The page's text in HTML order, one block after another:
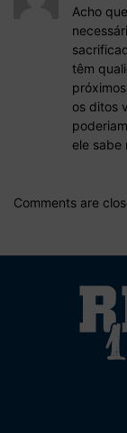
Acho
têm
os ditos
ele sabe
Comments are